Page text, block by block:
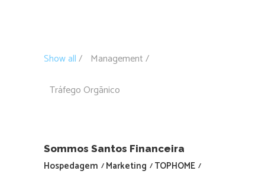
Show all
Management
Tráfego Orgãnico
Sommos Santos Financeira
Hospedagem Marketing TOPHOME